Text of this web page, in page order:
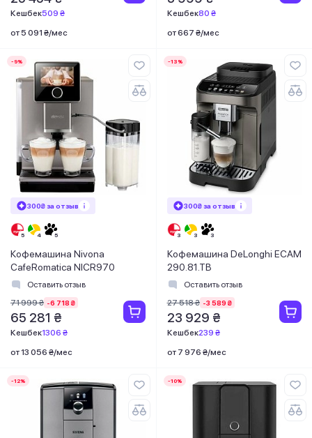
Кешбек509 ₴
от 5 091 ₴/мес
Кешбек80 ₴
от 667 ₴/мес
-9%
300₴ за отзыв
Кофемашина Nivona
CafeRomatica NICR970
Оставить отзыв
71 999 ₴ -6 718 ₴
65 281 ₴
Кешбек1306 ₴
от 13 056 ₴/мес
-13%
300₴ за отзыв
Кофемашина DeLonghi ECAM
290.81.TB
Оставить отзыв
27 518 ₴ -3 589 ₴
23 929 ₴
Кешбек239 ₴
от 7 976 ₴/мес
-12% -10%